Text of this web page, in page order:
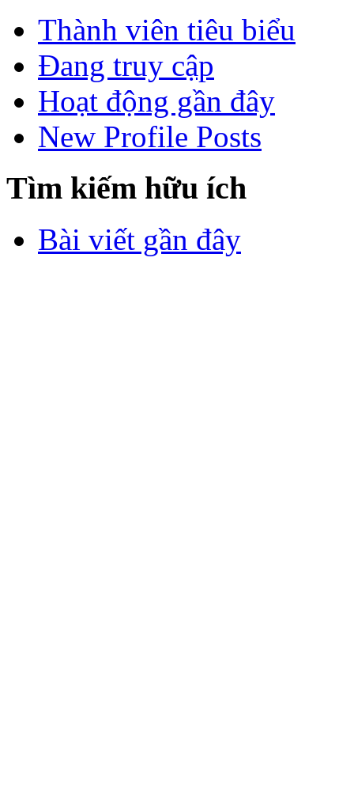
Thành viên tiêu biểu
Đang truy cập
Hoạt động gần đây
New Profile Posts
Tìm kiếm hữu ích
Bài viết gần đây